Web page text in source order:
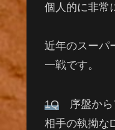
個人的に非常
近年のスーパ
一戦です。
1Q 序盤から
相手の執拗な